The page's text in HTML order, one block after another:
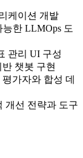
케이션 개발
한 LLMOps 도
관리 UI 구성
챗봇 구현
가자와 합성 데
개선 전략과 도구